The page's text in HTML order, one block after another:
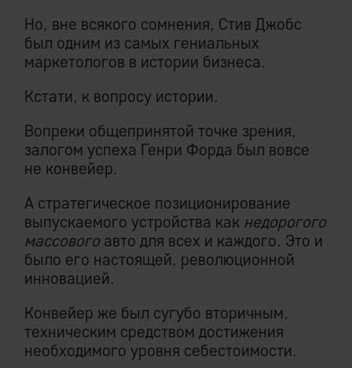
Но, вне всякого сомнения, Стив Джобс
был одним из самых гениальных
маркетологов в истории бизнеса.
Кстати, к вопросу истории.
Вопреки общепринятой точке зрения,
залогом успеха Генри Форда был вовсе
не конвейер.
А стратегическое позиционирование
выпускаемого устройства как недорогого
массового авто для всех и каждого. Это и
было его настоящей, революционной
инновацией.
Конвейер же был сугубо вторичным,
техническим средством достижения
необходимого уровня себестоимости.